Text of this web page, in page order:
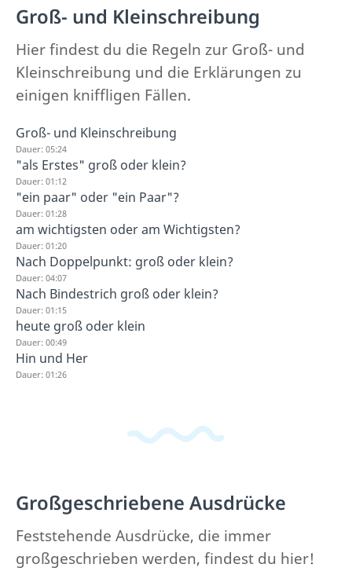
Groß- und Kleinschreibung
Hier findest du die Regeln zur Groß- und
Kleinschreibung und die Erklärungen zu
einigen kniffligen Fällen.
Groß- und Kleinschreibung
Dauer: 05:24
"als Erstes" groß oder klein?
Dauer: 01:12
"ein paar" oder "ein Paar"?
Dauer: 01:28
am wichtigsten oder am Wichtigsten?
Dauer: 01:20
Nach Doppelpunkt: groß oder klein?
Dauer: 04:07
Nach Bindestrich groß oder klein?
Dauer: 01:15
heute groß oder klein
Dauer: 00:49
Hin und Her
Dauer: 01:26
Großgeschriebene Ausdrücke
Feststehende Ausdrücke, die immer
großgeschrieben werden, findest du hier!